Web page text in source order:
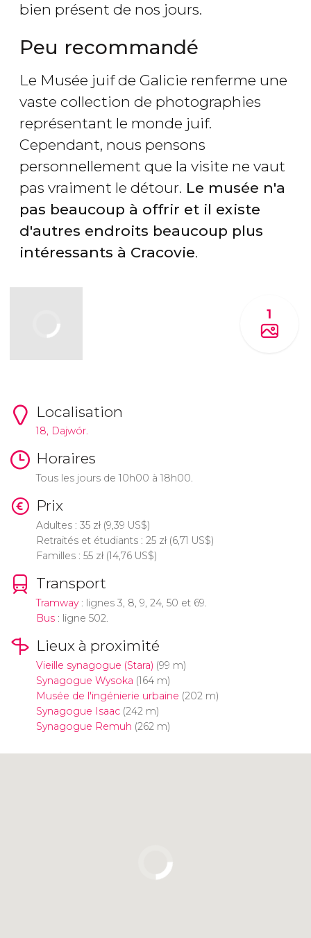
bien présent de nos jours.
Peu recommandé
Le Musée juif de Galicie renferme une
vaste collection de photographies
représentant le monde juif.
Cependant, nous pensons
personnellement que la visite ne vaut
pas vraiment le détour. Le musée n'a
pas beaucoup à offrir et il existe
d'autres endroits beaucoup plus
intéressants à Cracovie.
1
Localisation
18, Dajwór.
Horaires
Tous les jours de 10h00 à 18h00.
Prix
Adultes : 35 zł(9,39 US$)
Retraités et étudiants : 25 zł(6,71 US$)
Familles : 55 zł(14,76 US$)
Transport
Tramway: lignes 3, 8, 9, 24, 50 et 69.
Bus: ligne 502.
Lieux à proximité
Vieille synagogue (Stara) (99 m)
Synagogue Wysoka (164 m)
Musée de l'ingénierie urbaine (202 m)
Synagogue Isaac(242 m)
Synagogue Remuh (262 m)